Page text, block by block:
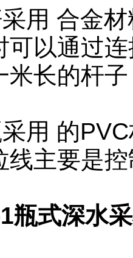
合金材
可以通过
米长的杆
的PVC
线主要是
瓶式深水